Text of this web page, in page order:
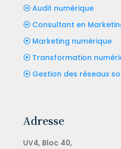
Audit numérique
Consultant en
Marketing numérique
Transformation
Gestion des réseaux
Adresse
UV4, Bloc 40,